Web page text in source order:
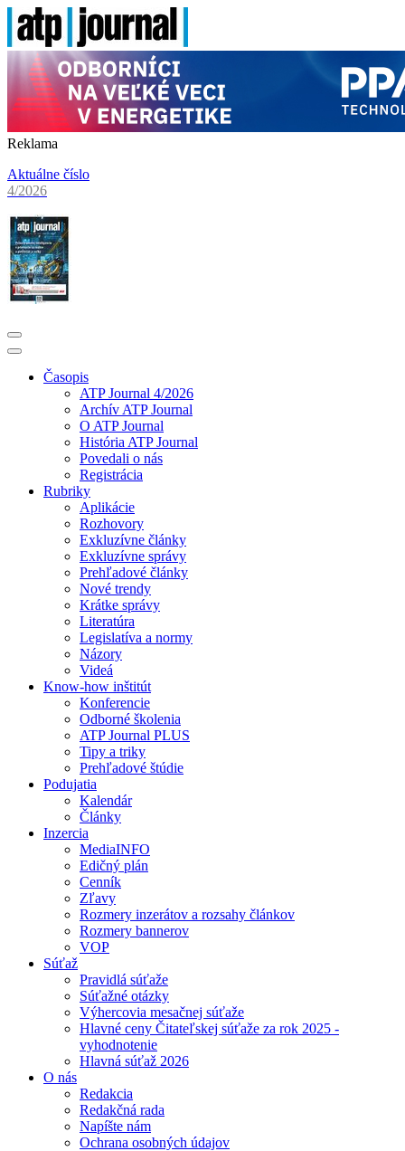
Reklama
Aktuálne číslo
4/2026
Časopis
ATP Journal 4/2026
Archív ATP Journal
O ATP Journal
História ATP Journal
Povedali o nás
Registrácia
Rubriky
Aplikácie
Rozhovory
Exkluzívne články
Exkluzívne správy
Prehľadové články
Nové trendy
Krátke správy
Literatúra
Legislatíva a normy
Názory
Videá
Know-how inštitút
Konferencie
Odborné školenia
ATP Journal PLUS
Tipy a triky
Prehľadové štúdie
Podujatia
Kalendár
Články
Inzercia
MediaINFO
Edičný plán
Cenník
Zľavy
Rozmery inzerátov a rozsahy článkov
Rozmery bannerov
VOP
Súťaž
Pravidlá súťaže
Súťažné otázky
Výhercovia mesačnej súťaže
Hlavné ceny Čitateľskej súťaže za rok 2025 -
vyhodnotenie
Hlavná súťaž 2026
O nás
Redakcia
Redakčná rada
Napíšte nám
Ochrana osobných údajov